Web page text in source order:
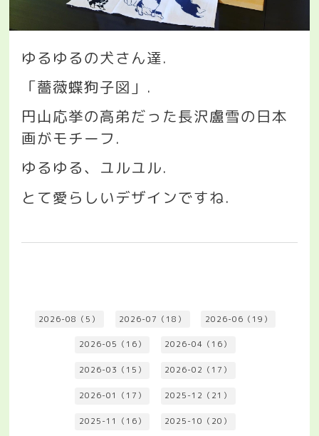
ゆるゆるの犬さん達.
「薔薇蝶狗子図」 .
円山応挙の高弟だった長沢盧雪の日本
画がモチーフ .
ゆるゆる、ユルユル.
とて愛らしいデザインですね.
2026-08（5） 2026-07（18） 2026-06（19）
2026-05（16） 2026-04（16）
2026-03（15） 2026-02（17）
2026-01（17） 2025-12（21）
2025-11（16） 2025-10（20）